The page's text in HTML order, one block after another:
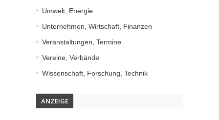
Umwelt, Energie
Unternehmen, Wirtschaft, Finanzen
Veranstaltungen, Termine
Vereine, Verbände
Wissenschaft, Forschung, Technik
ANZEIGE